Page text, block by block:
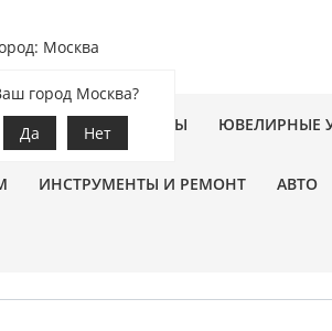
Москва
город Москва?
Да
Нет
ЗООТОВАРЫ ЦВЕТЫ ЮВЕЛИРНЫЕ
ИНСТРУМЕНТЫ И РЕМОНТ АВТО